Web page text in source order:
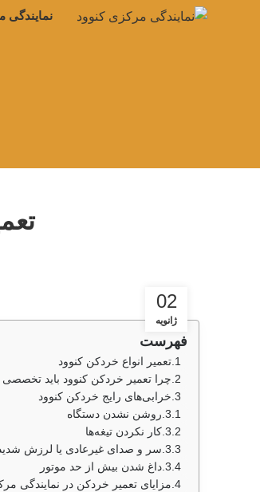
نمایندگی
02
ژانویه
فهرست
تعمیر انواع خردکن کنوود
چرا تعمیر خردکن کنوود باید تخصصی
خرابی‌های رایج خردکن کنوود
روشن نشدن دستگاه
کار نکردن تیغه‌ها
سر و صدای غیرعادی یا لرزش
داغ شدن بیش از حد موتور
مزایای تعمیر خردکن در نمایندگی